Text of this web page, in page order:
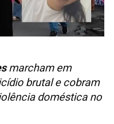
marcham em
brutal e cobram
doméstica no